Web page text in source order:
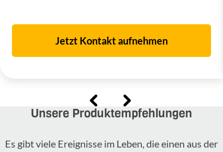
Jetzt Kontakt aufnehmen
Unsere Produktempfehlungen
Es gibt viele Ereignisse im Leben, die einen aus der